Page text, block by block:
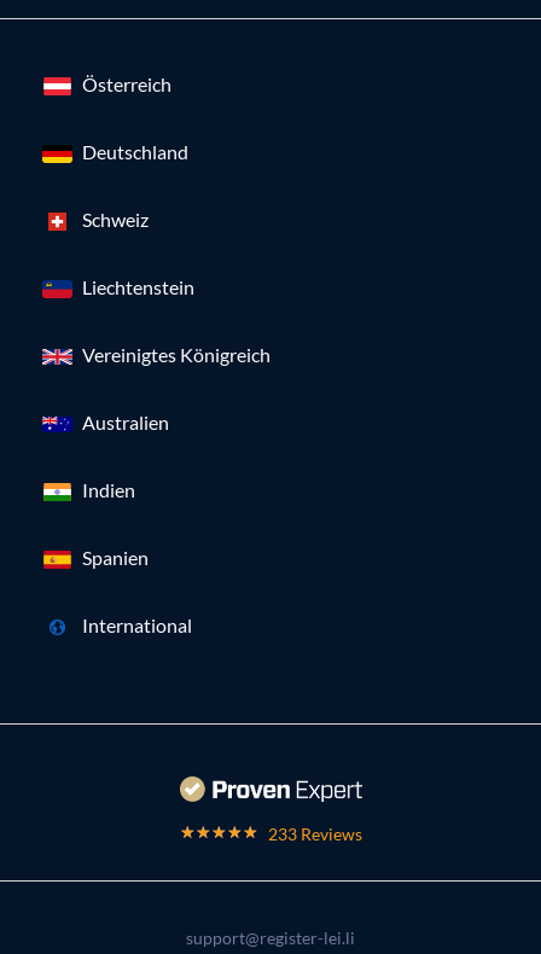
Österreich
Deutschland
Schweiz
Liechtenstein
Vereinigtes Königreich
Australien
Indien
Spanien
International
233 Reviews
support@register-lei.li